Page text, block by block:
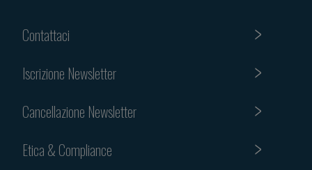
Contattaci
Iscrizione Newsletter
Cancellazione Newsletter
Etica & Compliance